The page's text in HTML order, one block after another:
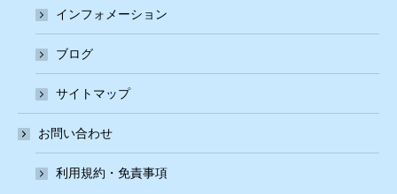
インフォメーション
ブログ
サイトマップ
お問い合わせ
利用規約・免責事項